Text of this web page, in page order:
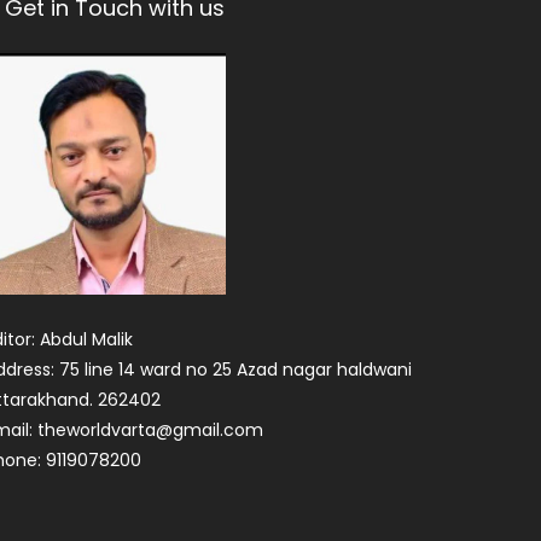
Get in Touch with us
Abdul Malik
75 line 14 ward no 25 Azad nagar haldwani
262402
theworldvarta@gmail.com
9119078200